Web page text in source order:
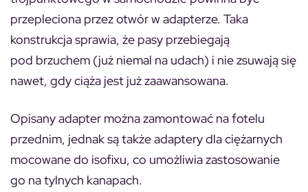
przepleciona przez otwór w adapterze. Taka
konstrukcja sprawia, że pasy przebiegają
pod brzuchem (już niemal na udach) i nie zsuwają się
nawet, gdy ciąża jest już zaawansowana.
Opisany adapter można zamontować na fotelu
przednim, jednak są także adaptery dla ciężarnych
mocowane do isofixu, co umożliwia zastosowanie
go na tylnych kanapach.